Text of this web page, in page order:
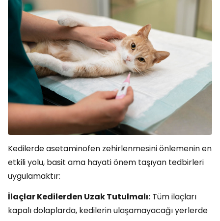
Kedilerde asetaminofen zehirlenmesini önlemenin en
etkili yolu, basit ama hayati önem taşıyan tedbirleri
uygulamaktır:
İlaçlar Kedilerden Uzak Tutulmalı: Tüm ilaçları
kapalı dolaplarda, kedilerin ulaşamayacağı yerlerde